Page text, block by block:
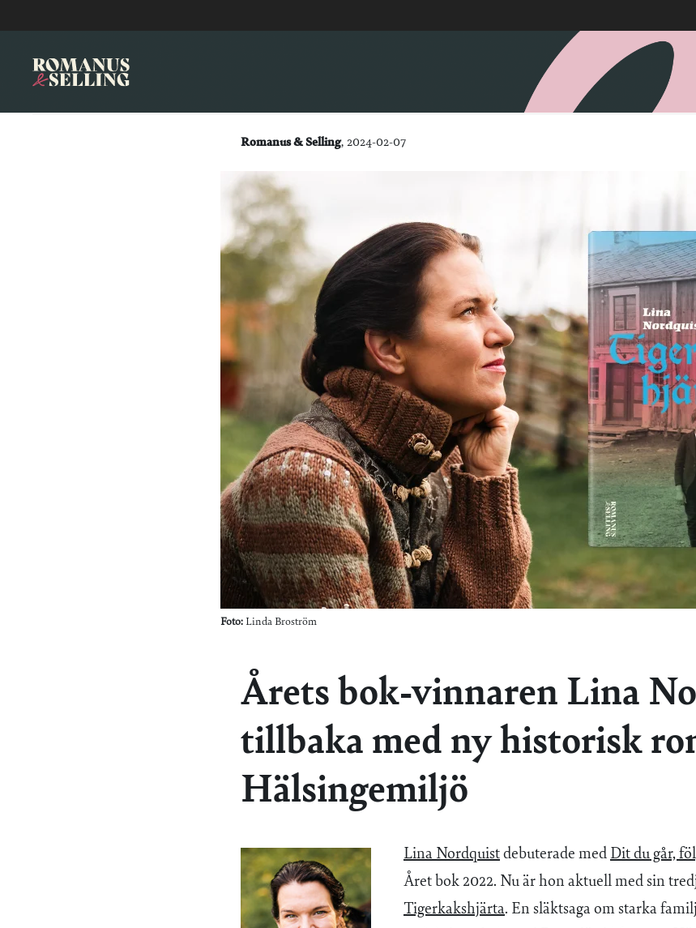
Romanus & Selling, 2024-02-07
Foto: Linda Broström
Årets bok-vinnaren Lina
tillbaka med ny historisk
Hälsingemiljö
Lina Nordquist debuterade med Dit du går,
Året bok 2022. Nu är hon aktuell med sin
Tigerkakshjärta. En släktsaga om starka